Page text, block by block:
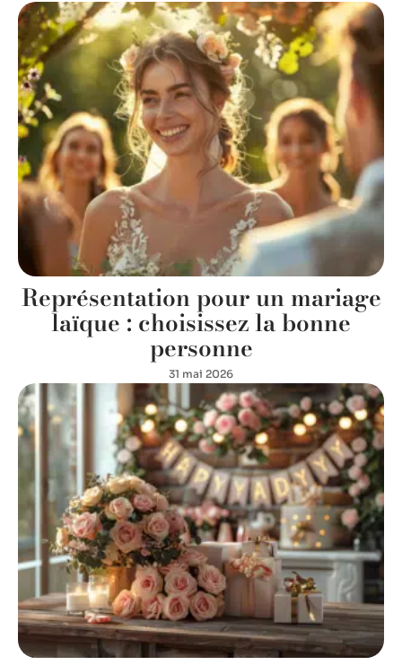
Représentation pour un mariage
laïque : choisissez la bonne
personne
31 mai 2026